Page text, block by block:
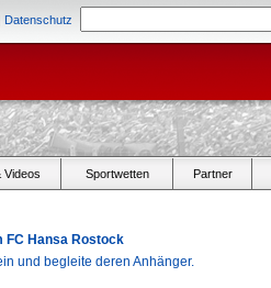
Datenschutz
Videos Sportwetten Partner
FC Hansa Rostock
und begleite deren Anhänger.